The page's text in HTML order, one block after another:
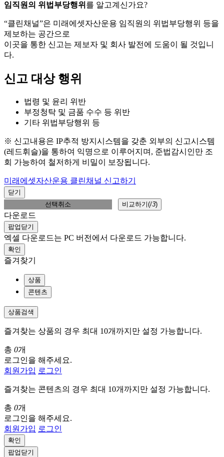
임직원의 위법부당행위 를 알고계신가요?
“클린채널”은 미래에셋자산운용 임직원의 위법부당행위 등을
제보하는 공간으로
이곳을 통한 신고는 제보자 및 회사 발전에 도움이 될 것입니
다.
신고 대상 행위
법령 및 윤리 위반
부정청탁 및 금품 수수 등 위반
기타 위법부당행위 등
※ 신고내용은 IP추적 방지시스템을 갖춘 외부의 신고시스템
(레드휘슬)을 통하여 익명으로 이루어지며, 준법감시인만 조
회 가능하여 철저하게 비밀이 보장됩니다.
미래에셋자산운용 클린채널 신고하기
닫기
선택취소
비교하기(/3)
다운로드
팝업닫기
엑셀 다운로드는 PC 버전에서 다운로드 가능합니다.
확인
즐겨찾기
상품
콘텐츠
상품검색
즐겨찾는 상품의 경우 최대 10개까지만 설정 가능합니다.
총 0개
로그인을 해주세요.
회원가입 로그인
즐겨찾는 콘텐츠의 경우 최대 10개까지만 설정 가능합니다.
총 0개
로그인을 해주세요.
회원가입 로그인
확인
팝업닫기